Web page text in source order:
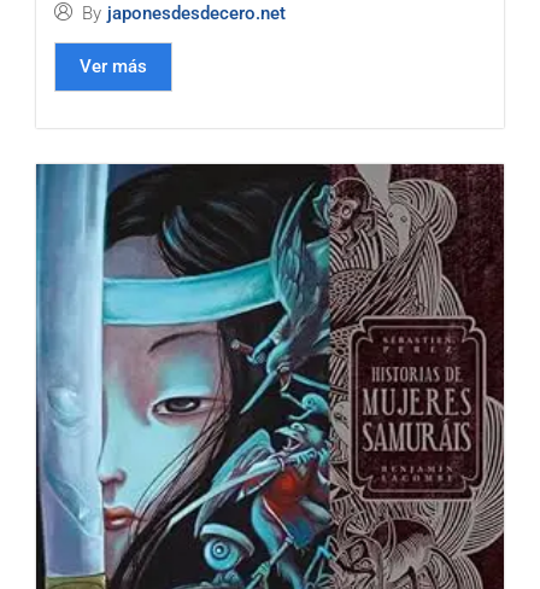
By japonesdesdecero.net
Ver más